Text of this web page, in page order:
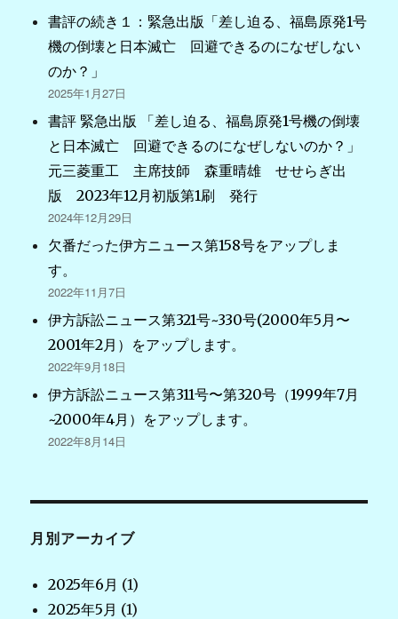
書評の続き１：緊急出版「差し迫る、福島原発1号
機の倒壊と日本滅亡 回避できるのになぜしない
のか？」
2025年1月27日
書評 緊急出版 「差し迫る、福島原発1号機の倒壊
と日本滅亡 回避できるのになぜしないのか？」
元三菱重工 主席技師 森重晴雄 せせらぎ出
版 2023年12月初版第1刷 発行
2024年12月29日
欠番だった伊方ニュース第158号をアップしま
す。
2022年11月7日
伊方訴訟ニュース第321号~330号(2000年5月〜
2001年2月）をアップします。
2022年9月18日
伊方訴訟ニュース第311号〜第320号（1999年7月
~2000年4月）をアップします。
2022年8月14日
月別アーカイブ
2025年6月 (1)
2025年5月 (1)